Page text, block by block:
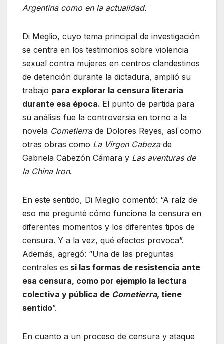
Argentina como en la actualidad.
Di Meglio, cuyo tema principal de investigación
se centra en los testimonios sobre violencia
sexual contra mujeres en centros clandestinos
de detención durante la dictadura, amplió su
trabajo para explorar la censura literaria
durante esa época. El punto de partida para
su análisis fue la controversia en torno a la
novela Cometierrade Dolores Reyes, así como
otras obras como La Virgen Cabezade
Gabriela Cabezón Cámara y Las aventuras de
la China Iron.
En este sentido, Di Meglio comentó: “A raíz de
eso me pregunté cómo funciona la censura en
diferentes momentos y los diferentes tipos de
censura. Y a la vez, qué efectos provoca”.
Además, agregó: “Una de las preguntas
centrales es si las formas de resistencia ante
esa censura, como por ejemplo la lectura
colectiva y pública de Cometierra, tiene
sentido”.
En cuanto a un proceso de censura y ataque